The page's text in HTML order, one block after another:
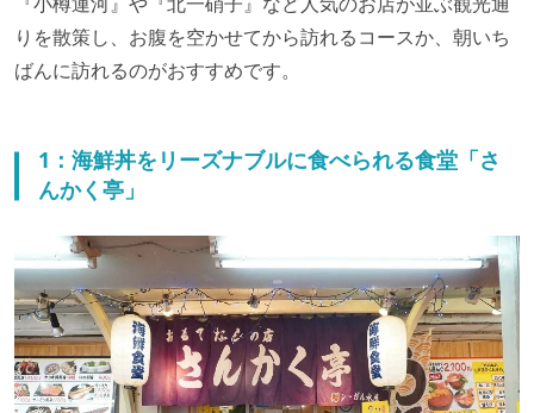
りを散策し、お腹を空かせてから訪れるコースか、朝いち
ばんに訪れるのがおすすめです。
1：海鮮丼をリーズナブルに食べられる食堂「さ
んかく亭」